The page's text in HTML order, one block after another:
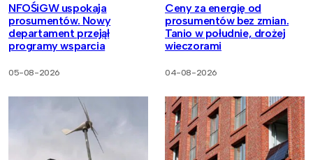
NFOŚiGW uspokaja
prosumentów. Nowy
departament przejął
programy wsparcia
05-08-2026
Ceny za energię od
prosumentów bez zmian.
Tanio w południe, drożej
wieczorami
04-08-2026